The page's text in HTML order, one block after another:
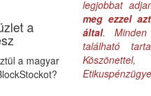
a
a magyar
legjobbat
meg ezzel
által. Minden
található